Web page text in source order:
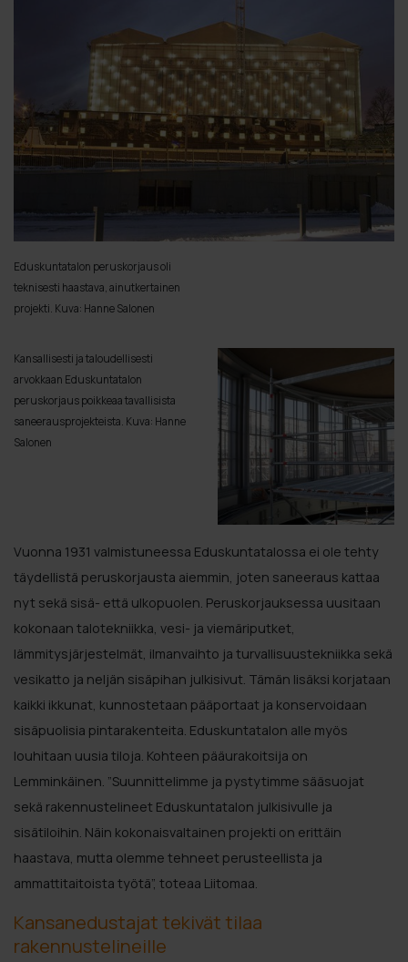
Eduskuntatalon peruskorjaus oli
teknisesti haastava, ainutkertainen
projekti. Kuva: Hanne Salonen
Kansallisesti ja taloudellisesti
arvokkaan Eduskuntatalon
peruskorjaus poikkeaa tavallisista
saneerausprojekteista. Kuva: Hanne
Salonen
Vuonna 1931 valmistuneessa Eduskuntatalossa ei ole tehty
täydellistä peruskorjausta aiemmin, joten saneeraus kattaa
nyt sekä sisä- että ulkopuolen. Peruskorjauksessa uusitaan
kokonaan talotekniikka, vesi- ja viemäriputket,
lämmitysjärjestelmät, ilmanvaihto ja turvallisuustekniikka sekä
vesikatto ja neljän sisäpihan julkisivut. Tämän lisäksi korjataan
kaikki ikkunat, kunnostetaan pääportaat ja konservoidaan
sisäpuolisia pintarakenteita. Eduskuntatalon alle myös
louhitaan uusia tiloja. Kohteen pääurakoitsija on
Lemminkäinen. ”Suunnittelimme ja pystytimme sääsuojat
sekä rakennustelineet Eduskuntatalon julkisivulle ja
sisätiloihin. Näin kokonaisvaltainen projekti on erittäin
haastava, mutta olemme tehneet perusteellista ja
ammattitaitoista työtä”, toteaa Liitomaa.
Kansanedustajat tekivät tilaa
rakennustelineille